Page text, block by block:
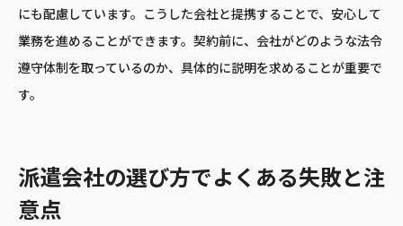
にも配慮しています。こうした会社と提携することで、安心して
業務を進めることができます。契約前に、会社がどのような法令
遵守体制を取っているのか、具体的に説明を求めることが重要で
す。
派遣会社の選び方でよくある失敗と注
意点